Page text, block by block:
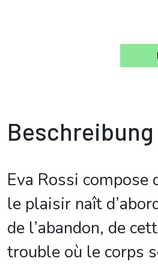
Beschreibung
Eva Rossi compose
le plaisir naît
de l’abandon, de
trouble où le corps